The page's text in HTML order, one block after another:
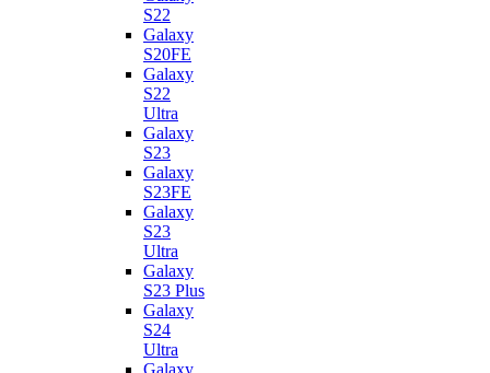
S22
Galaxy
S20FE
Galaxy
S22
Ultra
Galaxy
S23
Galaxy
S23FE
Galaxy
S23
Ultra
Galaxy
S23 Plus
Galaxy
S24
Ultra
Galaxy